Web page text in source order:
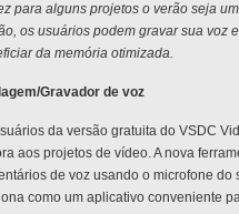
para alguns projetos o verão seja
os usuários podem gravar sua voz
da memória otimizada.
Gravador de voz
da versão gratuita do VSDC
aos projetos de vídeo. A nova
de voz usando o microfone
como um aplicativo conveniente